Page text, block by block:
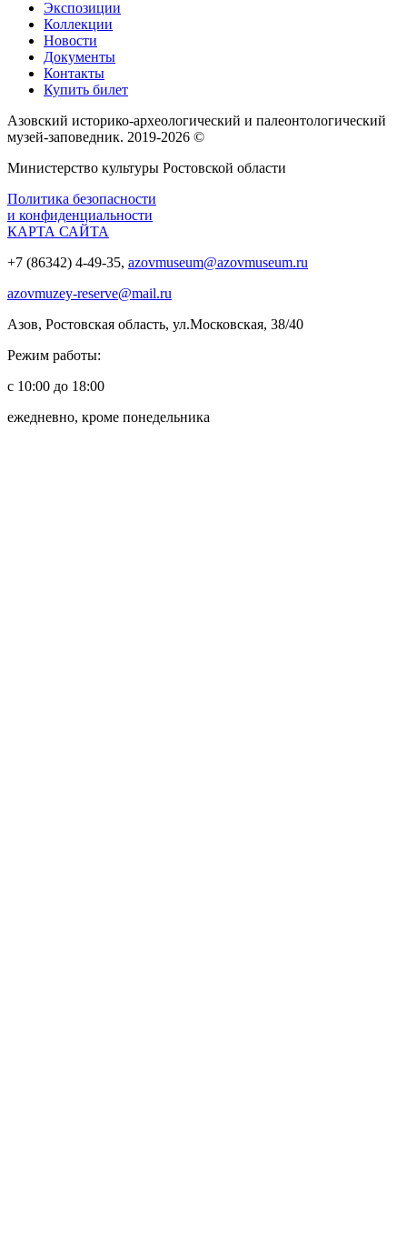
Экспозиции
Коллекции
Новости
Документы
Контакты
Купить билет
Азовский историко‑археологический и палеонтологический
музей‑заповедник. 2019-2026 ©
Министерство культуры Ростовской области
Политика безопасности
и конфиденциальности
КАРТА САЙТА
+7 (86342) 4-49-35, azovmuseum@azovmuseum.ru
azovmuzey-reserve@mail.ru
Азов, Ростовская область, ул.Московская, 38/40
Режим работы:
с 10:00 до 18:00
ежедневно, кроме понедельника